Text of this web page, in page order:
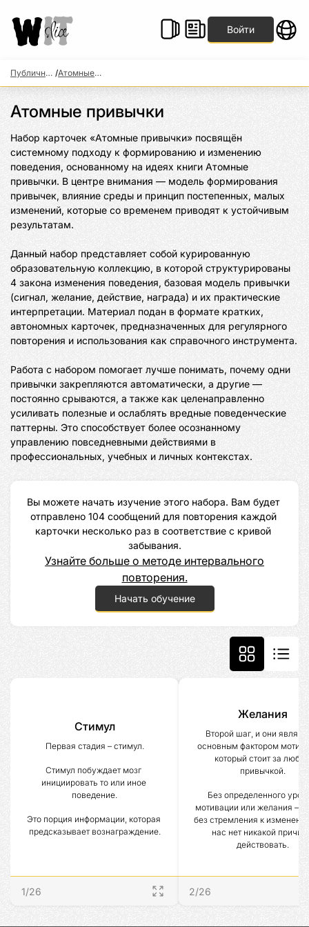
Войти
Публичные наборы / Атомные привычки
Атомные привычки
Набор карточек «Атомные привычки» посвящён
системному подходу к формированию и изменению
поведения, основанному на идеях книги Атомные
привычки. В центре внимания — модель формирования
привычек, влияние среды и принцип постепенных, малых
изменений, которые со временем приводят к устойчивым
результатам.
Данный набор представляет собой курированную
образовательную коллекцию, в которой структурированы
4 закона изменения поведения, базовая модель привычки
(сигнал, желание, действие, награда) и их практические
интерпретации. Материал подан в формате кратких,
автономных карточек, предназначенных для регулярного
повторения и использования как справочного инструмента.
Работа с набором помогает лучше понимать, почему одни
привычки закрепляются автоматически, а другие —
постоянно срываются, а также как целенаправленно
усиливать полезные и ослаблять вредные поведенческие
паттерны. Это способствует более осознанному
управлению повседневными действиями в
профессиональных, учебных и личных контекстах.
Вы можете начать изучение этого набора. Вам будет
отправлено 104 сообщений для повторения каждой
карточки несколько раз в соответствие с кривой
забывания.
Узнайте больше о методе интервального
повторения.
Начать обучение
Стимул
Первая стадия – стимул.
Стимул побуждает мозг
инициировать то или иное
поведение.
Это порция информации, которая
предсказывает вознаграждение.
1/26
Желания
Второй шаг, и они
основным фактором
который стоит за любой
привычкой.
Без определенного
мотивации или желания –
без стремления к
нас нет никакой
действовать.
2/26